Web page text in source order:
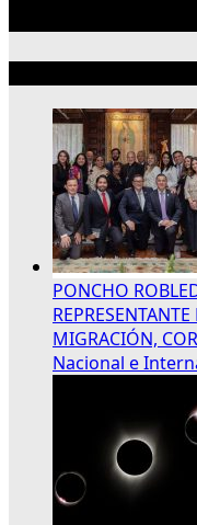
PONCHO
MIGRACIÓN,
Nacional e